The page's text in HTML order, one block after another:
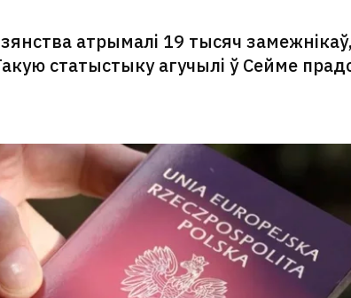
атрымалі 19 тысяч
статыстыку агучылі ў Сейме